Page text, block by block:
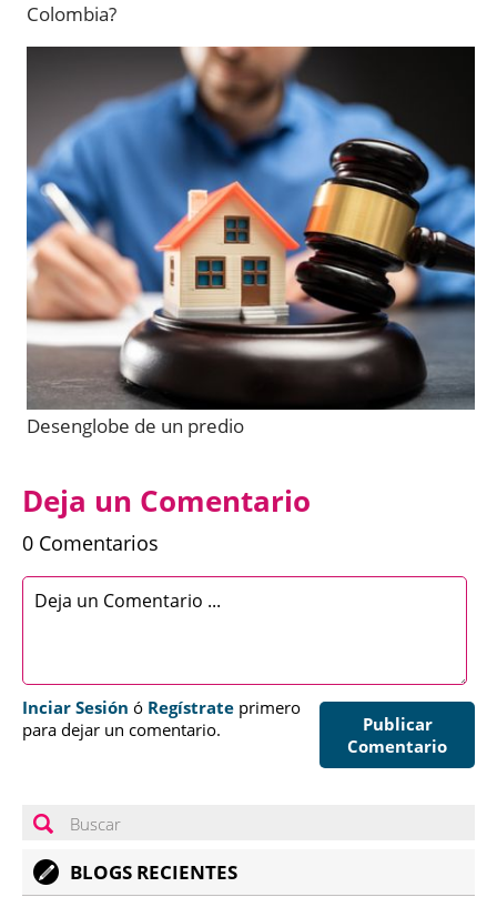
Colombia?
Desenglobe de un predio
Deja un Comentario
0 Comentarios
Publicar
Comentario
Inciar Sesión ó Regístrate primero
para dejar un comentario.
BLOGS RECIENTES